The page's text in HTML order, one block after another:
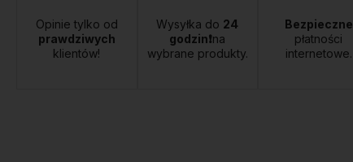
Opinie tylko od
prawdziwych
klientów!
Wysyłka do 24
godzin❗na
wybrane produkty.
Bezpieczne
płatności
internetowe.